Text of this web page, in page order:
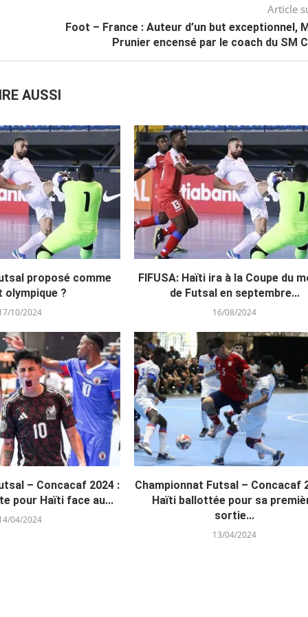
Article
Foot – France : Auteur d’un but exceptionnel,
Prunier encensé par le coach du SM
AUSSI
proposé comme
olympique ?
10/2024
FIFUSA: Haïti ira à la Coupe du
de Futsal en septembre...
16/08/2024
– Concacaf 2024 :
pour Haïti face au...
04/2024
Championnat Futsal – Concacaf
Haïti ballottée pour sa
sortie...
13/04/2024